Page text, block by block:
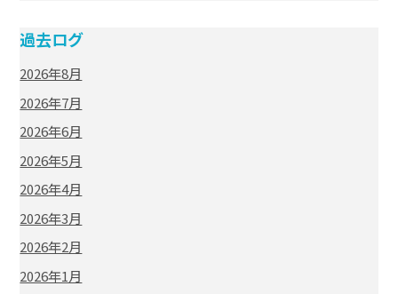
過去ログ
2026年8月
2026年7月
2026年6月
2026年5月
2026年4月
2026年3月
2026年2月
2026年1月